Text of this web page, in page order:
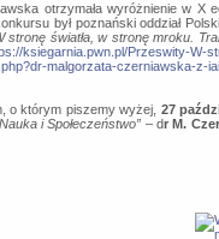
otrzymała wyróżnienie w
był poznański oddział
stronę światła, w stronę mroku.
ksiegarnia.pwn.pl/Przeswity-W-
malgorzata-czerniawska-
o którym piszemy wyżej, 27
„Nauka i Społeczeństwo” – dr M.